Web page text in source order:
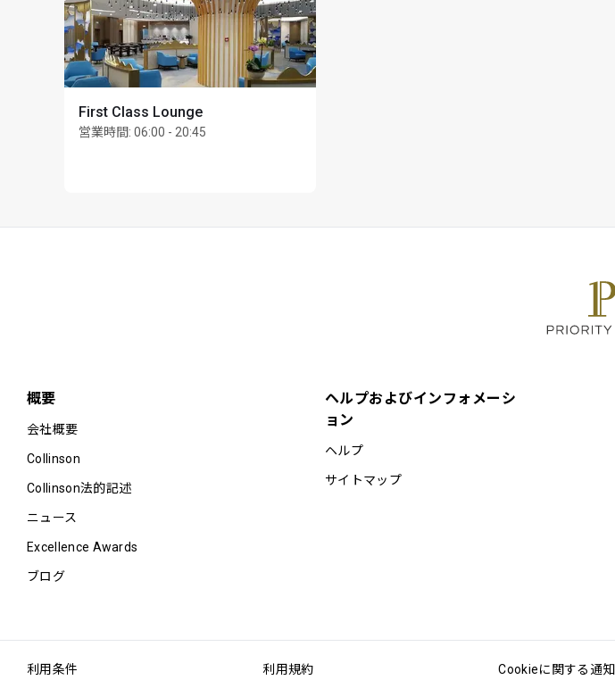
First Class Lounge
営業時間: 06:00 - 20:45
概要
会社概要
Collinson
Collinson法的記述
ニュース
Excellence Awards
ブログ
ヘルプおよびインフォメーシ
ョン
ヘルプ
サイトマップ
利用条件 利用規約 Cookieに関する通知